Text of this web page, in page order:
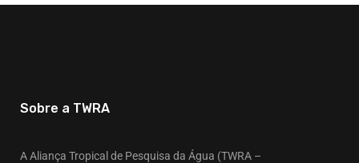
Sobre a TWRA
A Aliança Tropical de Pesquisa da Água (TWRA –